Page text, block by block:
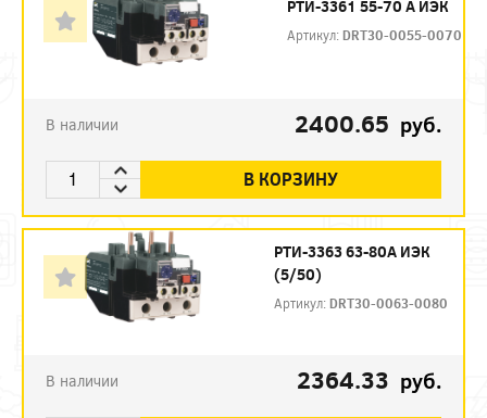
РТИ-3361 55-70 А ИЭК
Артикул:DRT30-0055-0070
В наличии 2400.65 руб.
В КОРЗИНУ
РТИ-3363 63-80А ИЭК
(5/50)
Артикул:DRT30-0063-0080
В наличии 2364.33 руб.